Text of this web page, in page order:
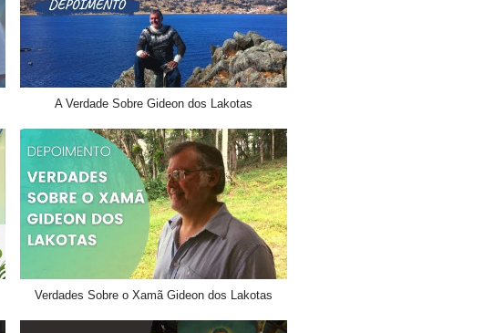
A Verdade Sobre Gideon dos Lakotas
Verdades Sobre o Xamã Gideon dos Lakotas